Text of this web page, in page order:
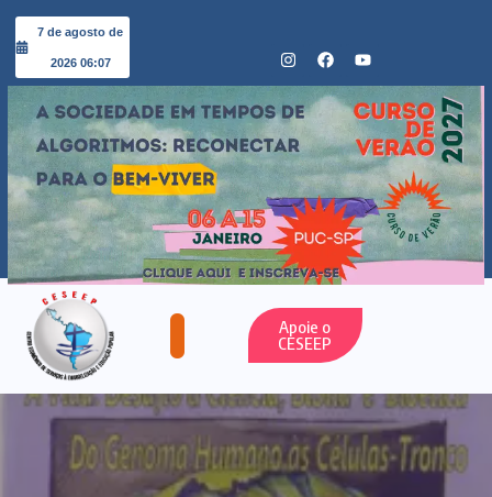
7 de agosto de
2026 06:07
Apoie o
CESEEP